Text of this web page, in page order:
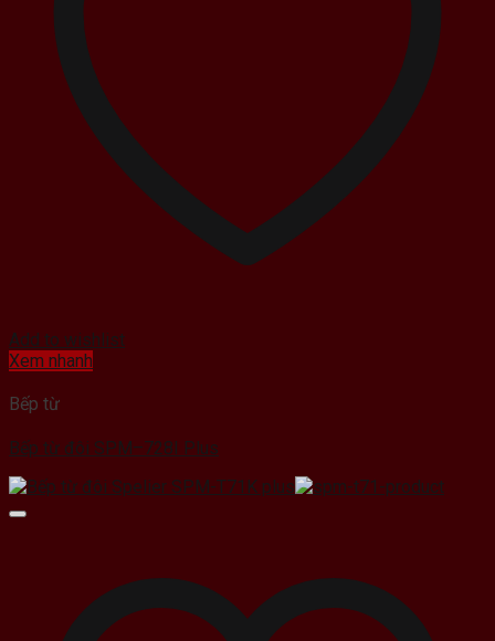
Add to wishlist
Xem nhanh
Bếp từ
Bếp từ đôi SPM–728I Plus